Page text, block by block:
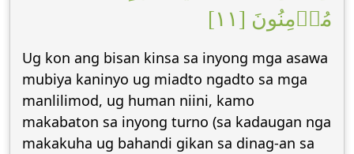
مُؤۡمِنُونَ [١١]
Ug kon ang bisan kinsa sa inyong mga asawa
mubiya kaninyo ug miadto ngadto sa mga
manlilimod, ug human niini, kamo
makabaton sa inyong turno (sa kadaugan nga
makakuha ug bahandi gikan sa dinag-an sa